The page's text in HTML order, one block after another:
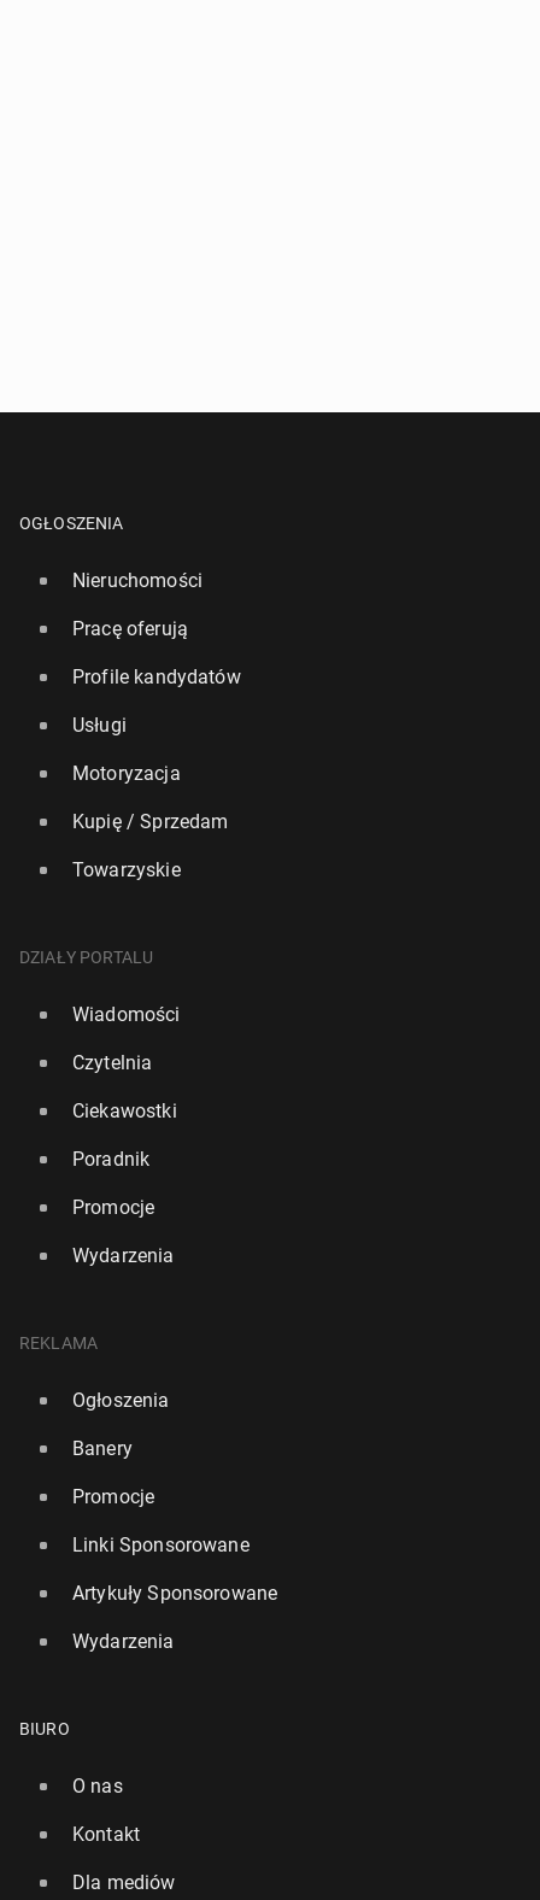
OGŁOSZENIA
Nieruchomości
Pracę oferują
Profile kandydatów
Usługi
Motoryzacja
Kupię / Sprzedam
Towarzyskie
DZIAŁY PORTALU
Wiadomości
Czytelnia
Ciekawostki
Poradnik
Promocje
Wydarzenia
REKLAMA
Ogłoszenia
Banery
Promocje
Linki Sponsorowane
Artykuły Sponsorowane
Wydarzenia
BIURO
O nas
Kontakt
Dla mediów